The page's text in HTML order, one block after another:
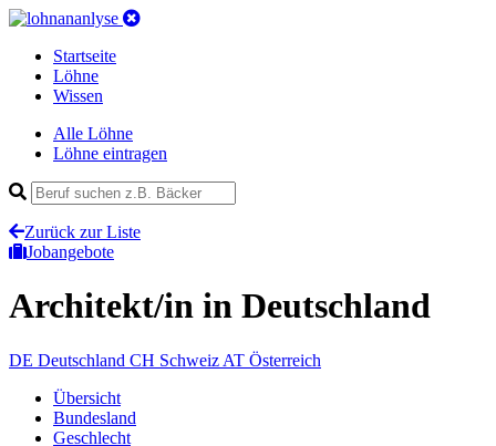
Startseite
Löhne
Wissen
Alle Löhne
Löhne eintragen
Zurück zur Liste
Jobangebote
Architekt/in in Deutschland
DE Deutschland CH Schweiz AT Österreich
Übersicht
Bundesland
Geschlecht